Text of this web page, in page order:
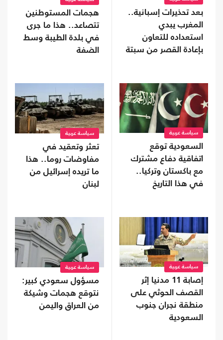
بعد تحذيرات إسبانية..
المغرب يبدي
استعداده للتعاون
بإعادة القصر من سبتة
هجمات المستوطنين
تتصاعد.. هذا ما جرى
في بلدة الطيبة وسط
الضفة
سياسة عربية
السعودية توقع
اتفاقية دفاع مشترك
مع باكستان وتركيا..
في هذا التاريخ
سياسة عربية
تعثر وتعقيد في
مفاوضات روما.. هذا
ما تريده إسرائيل من
لبنان
سياسة عربية
إصابة 11 مدنيا إثر
القصف الحوثي على
منطقة نجران جنوب
السعودية
سياسة عربية
مسؤول سعودي كبير:
نتوقع هجمات وشيكة
من العراق واليمن